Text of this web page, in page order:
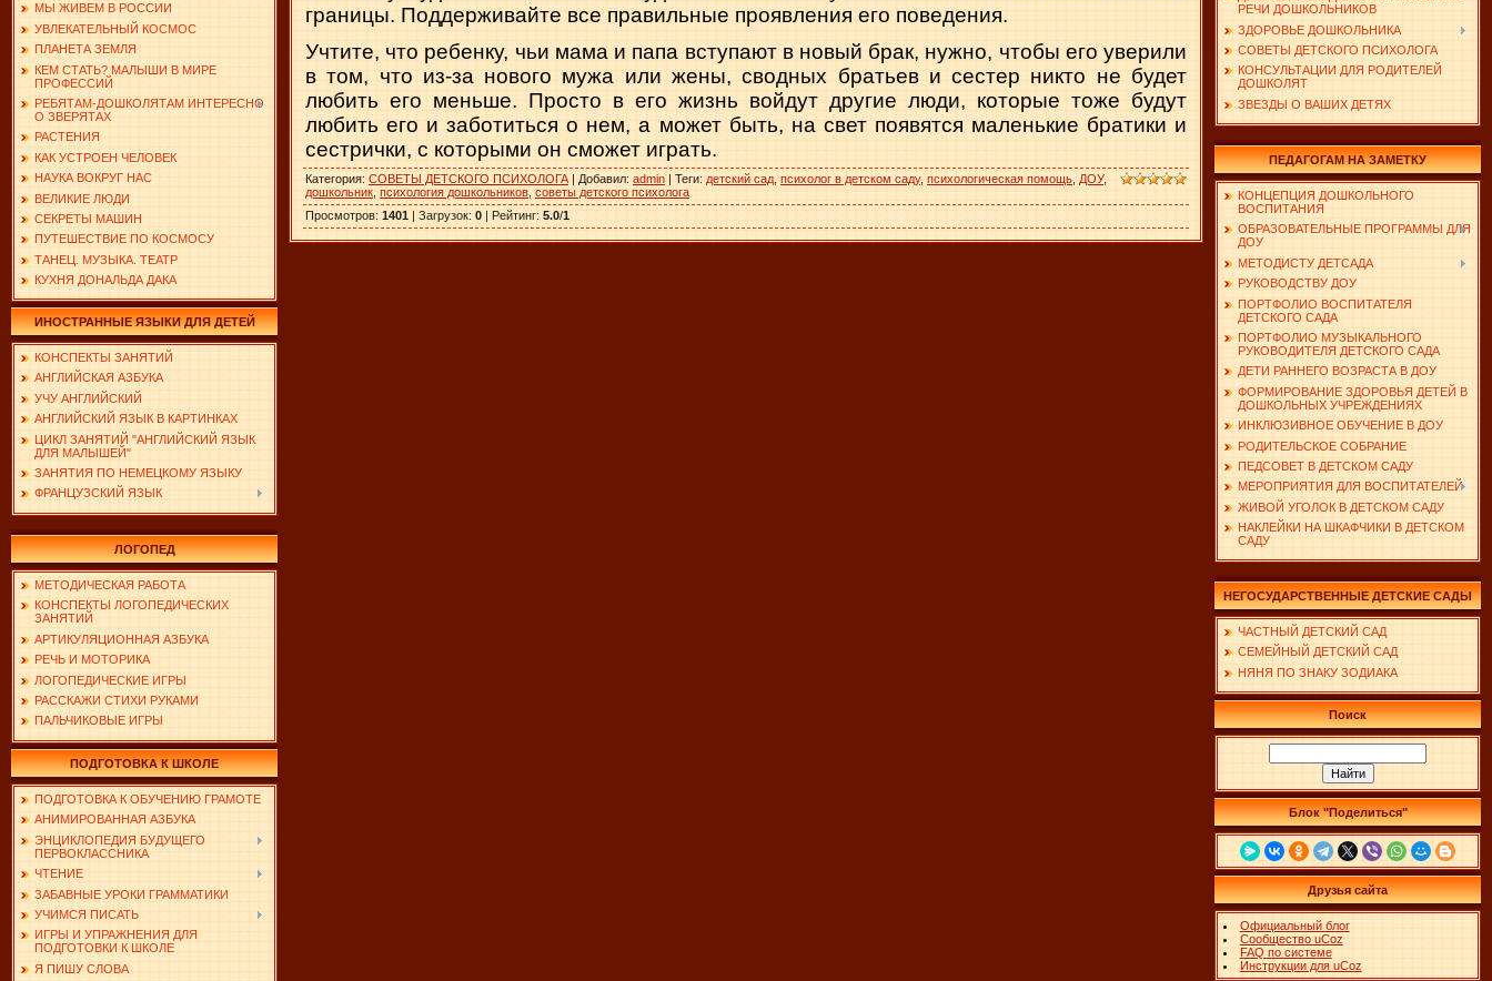
МЫ ЖИВЕМ В РОССИИ
УВЛЕКАТЕЛЬНЫЙ КОСМОС
ПЛАНЕТА ЗЕМЛЯ
КЕМ СТАТЬ? МАЛЫШИ В МИРЕ
ПРОФЕССИЙ
РЕБЯТАМ-ДОШКОЛЯТАМ ИНТЕРЕСНО
О ЗВЕРЯТАХ
РАСТЕНИЯ
КАК УСТРОЕН ЧЕЛОВЕК
НАУКА ВОКРУГ НАС
ВЕЛИКИЕ ЛЮДИ
СЕКРЕТЫ МАШИН
ПУТЕШЕСТВИЕ ПО КОСМОСУ
ТАНЕЦ. МУЗЫКА. ТЕАТР
КУХНЯ ДОНАЛЬДА ДАКА
ИНОСТРАННЫЕ ЯЗЫКИ ДЛЯ ДЕТЕЙ
КОНСПЕКТЫ ЗАНЯТИЙ
АНГЛИЙСКАЯ АЗБУКА
УЧУ АНГЛИЙСКИЙ
АНГЛИЙСКИЙ ЯЗЫК В КАРТИНКАХ
ЦИКЛ ЗАНЯТИЙ "АНГЛИЙСКИЙ ЯЗЫК
ДЛЯ МАЛЫШЕЙ"
ЗАНЯТИЯ ПО НЕМЕЦКОМУ ЯЗЫКУ
ФРАНЦУЗСКИЙ ЯЗЫК
ЛОГОПЕД
МЕТОДИЧЕСКАЯ РАБОТА
КОНСПЕКТЫ ЛОГОПЕДИЧЕСКИХ
ЗАНЯТИЙ
АРТИКУЛЯЦИОННАЯ АЗБУКА
РЕЧЬ И МОТОРИКА
ЛОГОПЕДИЧЕСКИЕ ИГРЫ
РАССКАЖИ СТИХИ РУКАМИ
ПАЛЬЧИКОВЫЕ ИГРЫ
ПОДГОТОВКА К ШКОЛЕ
ПОДГОТОВКА К ОБУЧЕНИЮ ГРАМОТЕ
АНИМИРОВАННАЯ АЗБУКА
ЭНЦИКЛОПЕДИЯ БУДУЩЕГО
ПЕРВОКЛАССНИКА
ЧТЕНИЕ
ЗАБАВНЫЕ УРОКИ ГРАММАТИКИ
УЧИМСЯ ПИСАТЬ
ИГРЫ И УПРАЖНЕНИЯ ДЛЯ
ПОДГОТОВКИ К ШКОЛЕ
Я ПИШУ СЛОВА
грани­цы. Поддерживайте все правильные проявления его пове­дения.
Учтите, что ребенку, чьи мама и папа вступают в новый брак, нужно, чтобы его уверили
в том, что из-за нового мужа или жены, сводных братьев и сестер никто не будет
любить его меньше. Просто в его жизнь войдут другие люди, которые тоже будут
любить его и заботиться о нем, а может быть, на свет появятся маленькие братики и
сестрички, с которыми он смо­жет играть.
Категория: СОВЕТЫ ДЕТСКОГО ПСИХОЛОГА | Добавил: admin | Теги: детский сад психолог в детском саду, психологическая помощь ДОУ,
дошкольник психология дошкольников советы детского психолога
Просмотров: 1401 | Загрузок: 0 | Рейтинг: 5.0/1
РЕЧИ ДОШКОЛЬНИКОВ
ЗДОРОВЬЕ ДОШКОЛЬНИКА
СОВЕТЫ ДЕТСКОГО ПСИХОЛОГА
КОНСУЛЬТАЦИИ ДЛЯ РОДИТЕЛЕЙ
ДОШКОЛЯТ
ЗВЕЗДЫ О ВАШИХ ДЕТЯХ
ПЕДАГОГАМ НА ЗАМЕТКУ
КОНЦЕПЦИЯ ДОШКОЛЬНОГО
ВОСПИТАНИЯ
ОБРАЗОВАТЕЛЬНЫЕ ПРОГРАММЫ ДЛЯ
ДОУ
МЕТОДИСТУ ДЕТСАДА
РУКОВОДСТВУ ДОУ
ПОРТФОЛИО ВОСПИТАТЕЛЯ
ДЕТСКОГО САДА
ПОРТФОЛИО МУЗЫКАЛЬНОГО
РУКОВОДИТЕЛЯ ДЕТСКОГО САДА
ДЕТИ РАННЕГО ВОЗРАСТА В ДОУ
ФОРМИРОВАНИЕ ЗДОРОВЬЯ ДЕТЕЙ В
ДОШКОЛЬНЫХ УЧРЕЖДЕНИЯХ
ИНКЛЮЗИВНОЕ ОБУЧЕНИЕ В ДОУ
РОДИТЕЛЬСКОЕ СОБРАНИЕ
ПЕДСОВЕТ В ДЕТСКОМ САДУ
МЕРОПРИЯТИЯ ДЛЯ ВОСПИТАТЕЛЕЙ
ЖИВОЙ УГОЛОК В ДЕТСКОМ САДУ
НАКЛЕЙКИ НА ШКАФЧИКИ В ДЕТСКОМ
САДУ
НЕГОСУДАРСТВЕННЫЕ ДЕТСКИЕ САДЫ
ЧАСТНЫЙ ДЕТСКИЙ САД
СЕМЕЙНЫЙ ДЕТСКИЙ САД
НЯНЯ ПО ЗНАКУ ЗОДИАКА
Поиск
Блок "Поделиться"
Друзья сайта
Официальный блог
Сообщество uCoz
FAQ по системе
Инструкции для uCoz